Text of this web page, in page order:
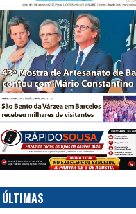
ÚLTIMAS